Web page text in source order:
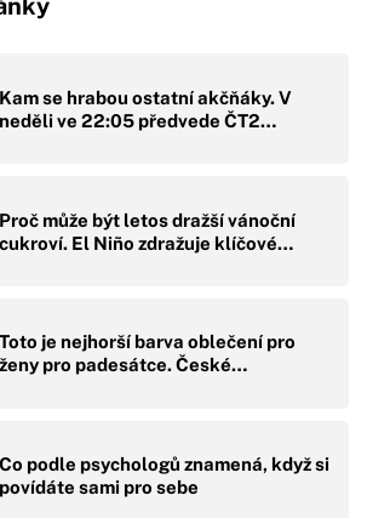
Kam se hrabou ostatní akčňáky. V
neděli ve 22:05 předvede ČT2…
Proč může být letos dražší vánoční
cukroví. El Niño zdražuje klíčové…
Toto je nejhorší barva oblečení pro
ženy pro padesátce. České…
Co podle psychologů znamená, když si
povídáte sami pro sebe